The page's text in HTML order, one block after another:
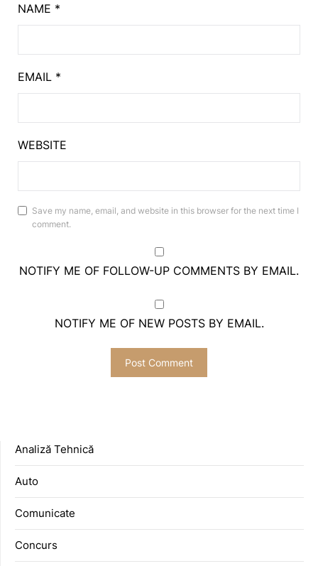
NAME *
EMAIL *
WEBSITE
Save my name, email, and website in this browser for the next time I
comment.
NOTIFY ME OF FOLLOW-UP COMMENTS BY EMAIL.
NOTIFY ME OF NEW POSTS BY EMAIL.
Analiză Tehnică
Auto
Comunicate
Concurs